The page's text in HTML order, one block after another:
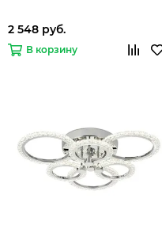
2 548 руб.
В корзину